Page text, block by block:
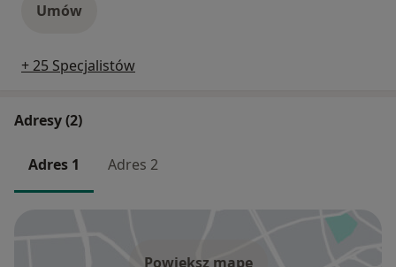
Umów
+ 25 Specjalistów
Adresy (2)
Adres 1 Adres 2
Powiększ mapę